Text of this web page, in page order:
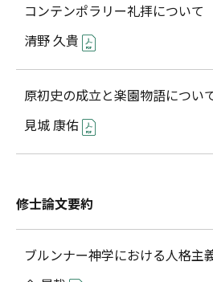
コンテンポラリー礼拝について
清野 久貴
原初史の成立と楽園物語につい
見城 康佑
修士論文要約
ブルンナー神学における人格主